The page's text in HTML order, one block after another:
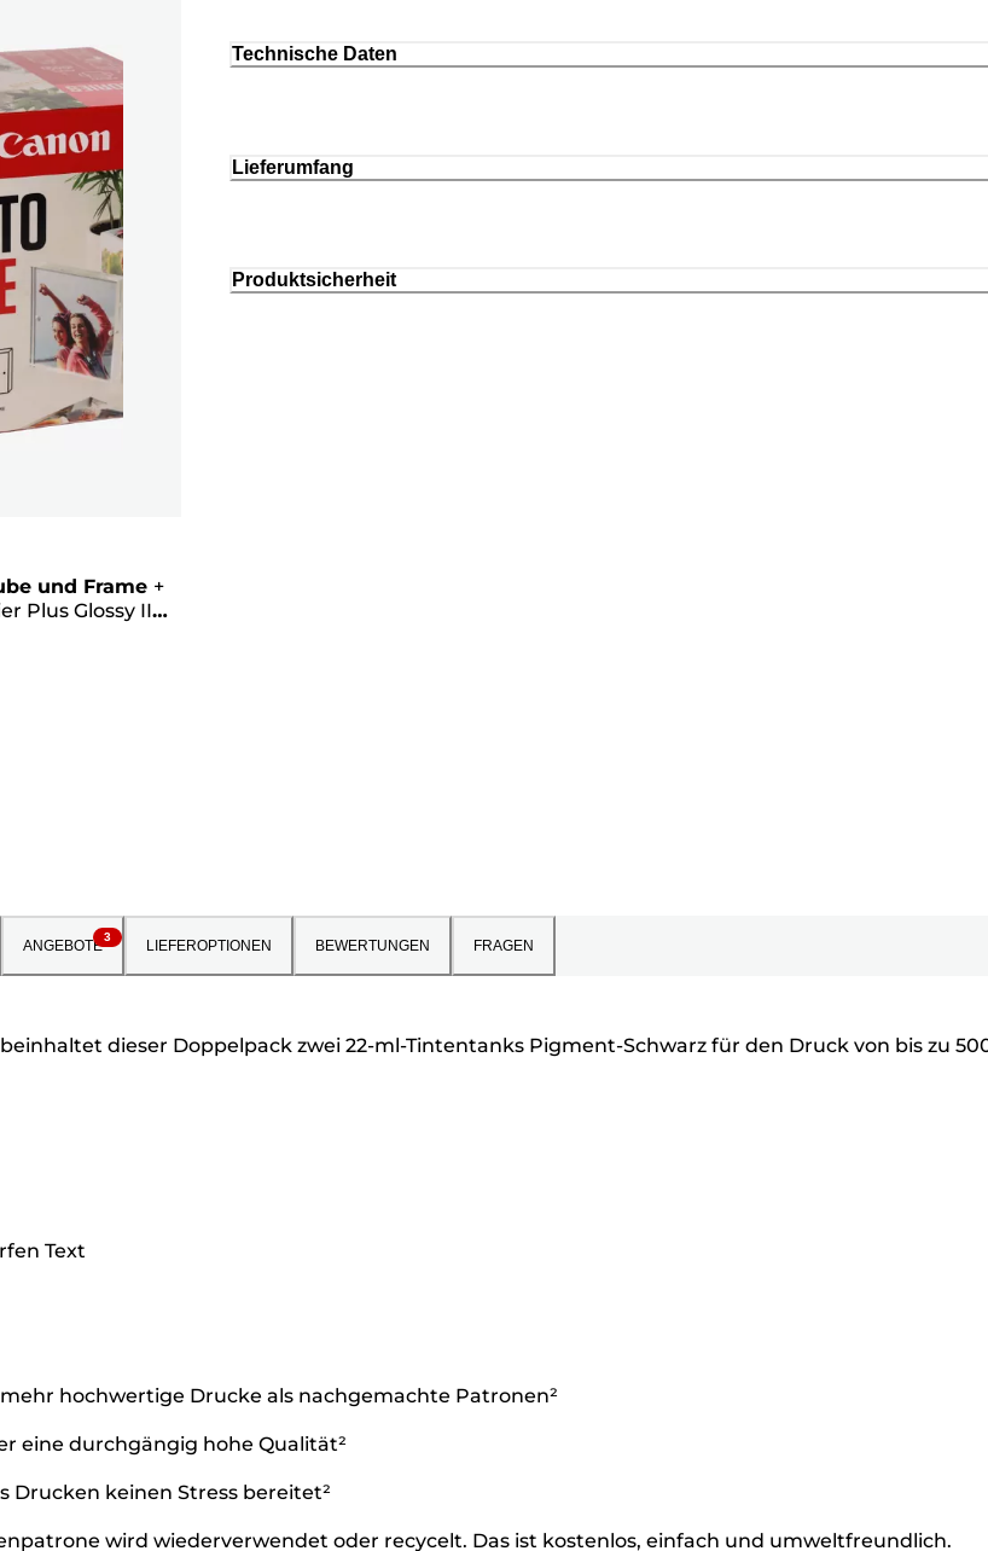
und Frame +
Plus Glossy II
Technische Daten
Lieferumfang
Produktsicherheit
ANGEBOTE
3
LIEFEROPTIONEN BEWERTUNGEN FRAGEN
dieser Doppelpack zwei 22-ml-Tintentanks Pigment-Schwarz für den Druck von bis zu
Text
hochwertige Drucke als nachgemachte Patronen²
eine durchgängig hohe Qualität²
Drucken keinen Stress bereitet²
wird wiederverwendet oder recycelt. Das ist kostenlos, einfach und umweltfreundlich.